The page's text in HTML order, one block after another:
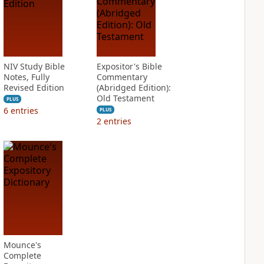
NIV Study Bible
Notes, Fully
Revised Edition
PLUS
6 entries
Expositor's Bible
Commentary
(Abridged Edition):
Old Testament
PLUS
2 entries
Mounce's
Complete